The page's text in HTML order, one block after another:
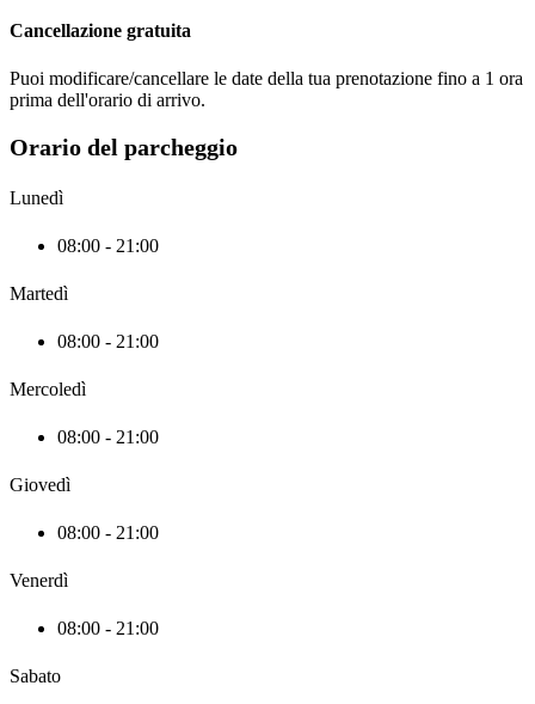
Cancellazione gratuita
Puoi modificare/cancellare le date della tua prenotazione fino a 1 ora
prima dell'orario di arrivo.
Orario del parcheggio
Lunedì
08:00 - 21:00
Martedì
08:00 - 21:00
Mercoledì
08:00 - 21:00
Giovedì
08:00 - 21:00
Venerdì
08:00 - 21:00
Sabato